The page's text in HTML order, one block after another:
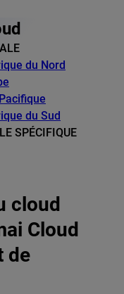
du Nord
du Sud
SPÉCIFIQUE
cloud
Cloud
de